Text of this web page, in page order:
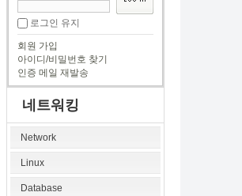
로그인 유지
회원 가입
아이디/비밀번호 찾기
인증 메일 재발송
네트워킹
Network
Linux
Database